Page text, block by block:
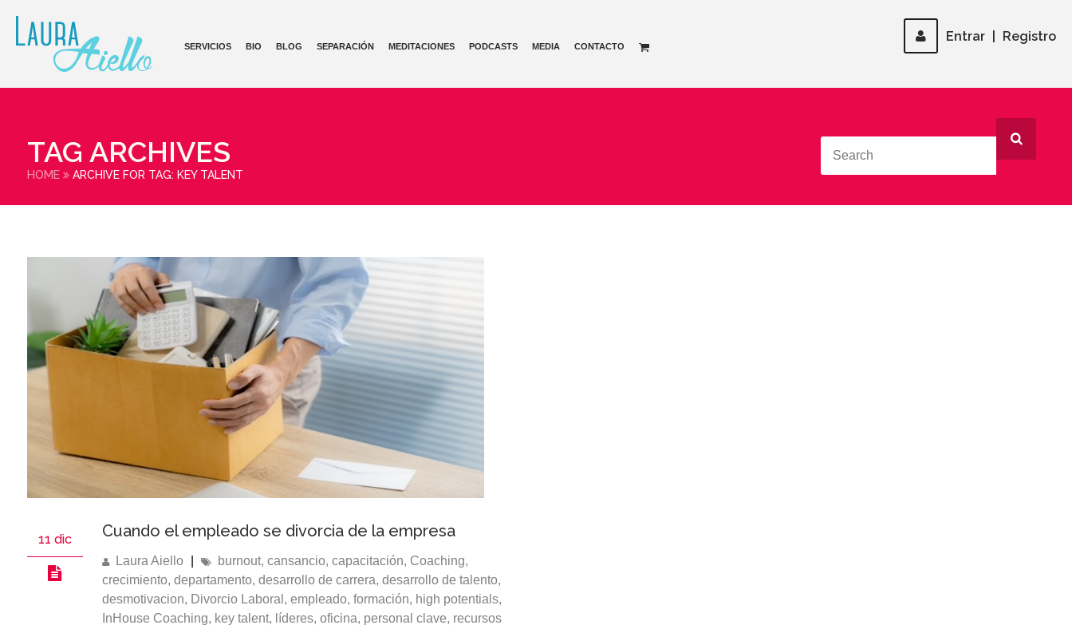
Entrar Registro
SERVICIOS BIO BLOG SEPARACIÓN MEDITACIONES PODCASTS MEDIA CONTACTO
TAG ARCHIVES
HOME ARCHIVE FOR TAG: KEY TALENT
11 dic Cuando el empleado se divorcia de la empresa
Laura Aiello burnout, cansancio, capacitación, Coaching,
crecimiento, departamento, desarrollo de carrera, desarrollo de talento,
desmotivacion, Divorcio Laboral , empleado, formación, high potentials,
InHouse Coaching, key talent, líderes, oficina, personal clave, recursos